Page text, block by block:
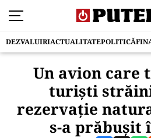
DEZVALUIRIACTUALITATEPOLITICĂ
Un avion care
turiști
rezervație
s-a prăbușit